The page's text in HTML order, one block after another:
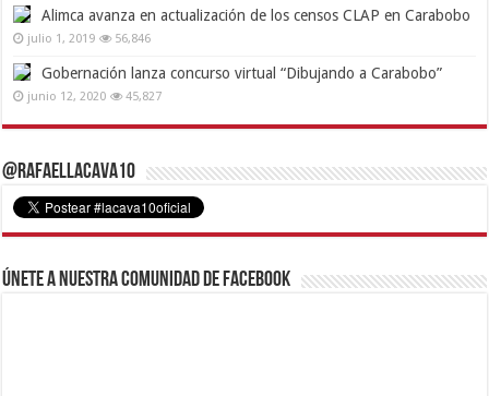
Alimca avanza en actualización de los censos CLAP en Carabobo
julio 1, 2019 56,846
Gobernación lanza concurso virtual “Dibujando a Carabobo”
junio 12, 2020 45,827
@RafaelLacava10
Únete a nuestra comunidad de Facebook